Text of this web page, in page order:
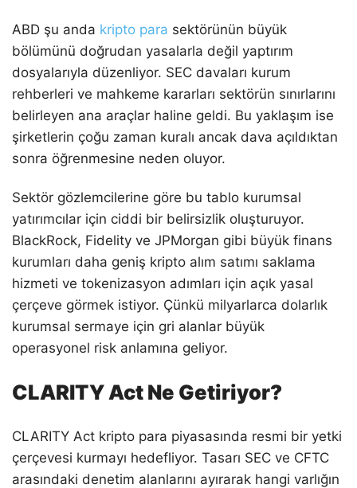
ABD şu anda kripto para sektörünün büyük
bölümünü doğrudan yasalarla değil yaptırım
dosyalarıyla düzenliyor. SEC davaları kurum
rehberleri ve mahkeme kararları sektörün sınırlarını
belirleyen ana araçlar haline geldi. Bu yaklaşım ise
şirketlerin çoğu zaman kuralı ancak dava açıldıktan
sonra öğrenmesine neden oluyor.
Sektör gözlemcilerine göre bu tablo kurumsal
yatırımcılar için ciddi bir belirsizlik oluşturuyor.
BlackRock, Fidelity ve JPMorgan gibi büyük finans
kurumları daha geniş kripto alım satımı saklama
hizmeti ve tokenizasyon adımları için açık yasal
çerçeve görmek istiyor. Çünkü milyarlarca dolarlık
kurumsal sermaye için gri alanlar büyük
operasyonel risk anlamına geliyor.
CLARITY Act Ne Getiriyor?
CLARITY Act kripto para piyasasında resmi bir yetki
çerçevesi kurmayı hedefliyor. Tasarı SEC ve CFTC
arasındaki denetim alanlarını ayırarak hangi varlığın